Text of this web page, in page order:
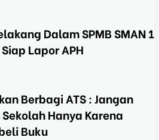
Dalam SPMB SMAN 1
Lapor APH
Berbagi ATS : Jangan
Hanya Karena
Buku